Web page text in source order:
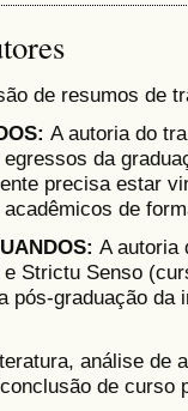
de resumos de
A autoria do
da
precisa estar
de
A autoria
Strictu Senso
pós-graduação
análise de
de curso